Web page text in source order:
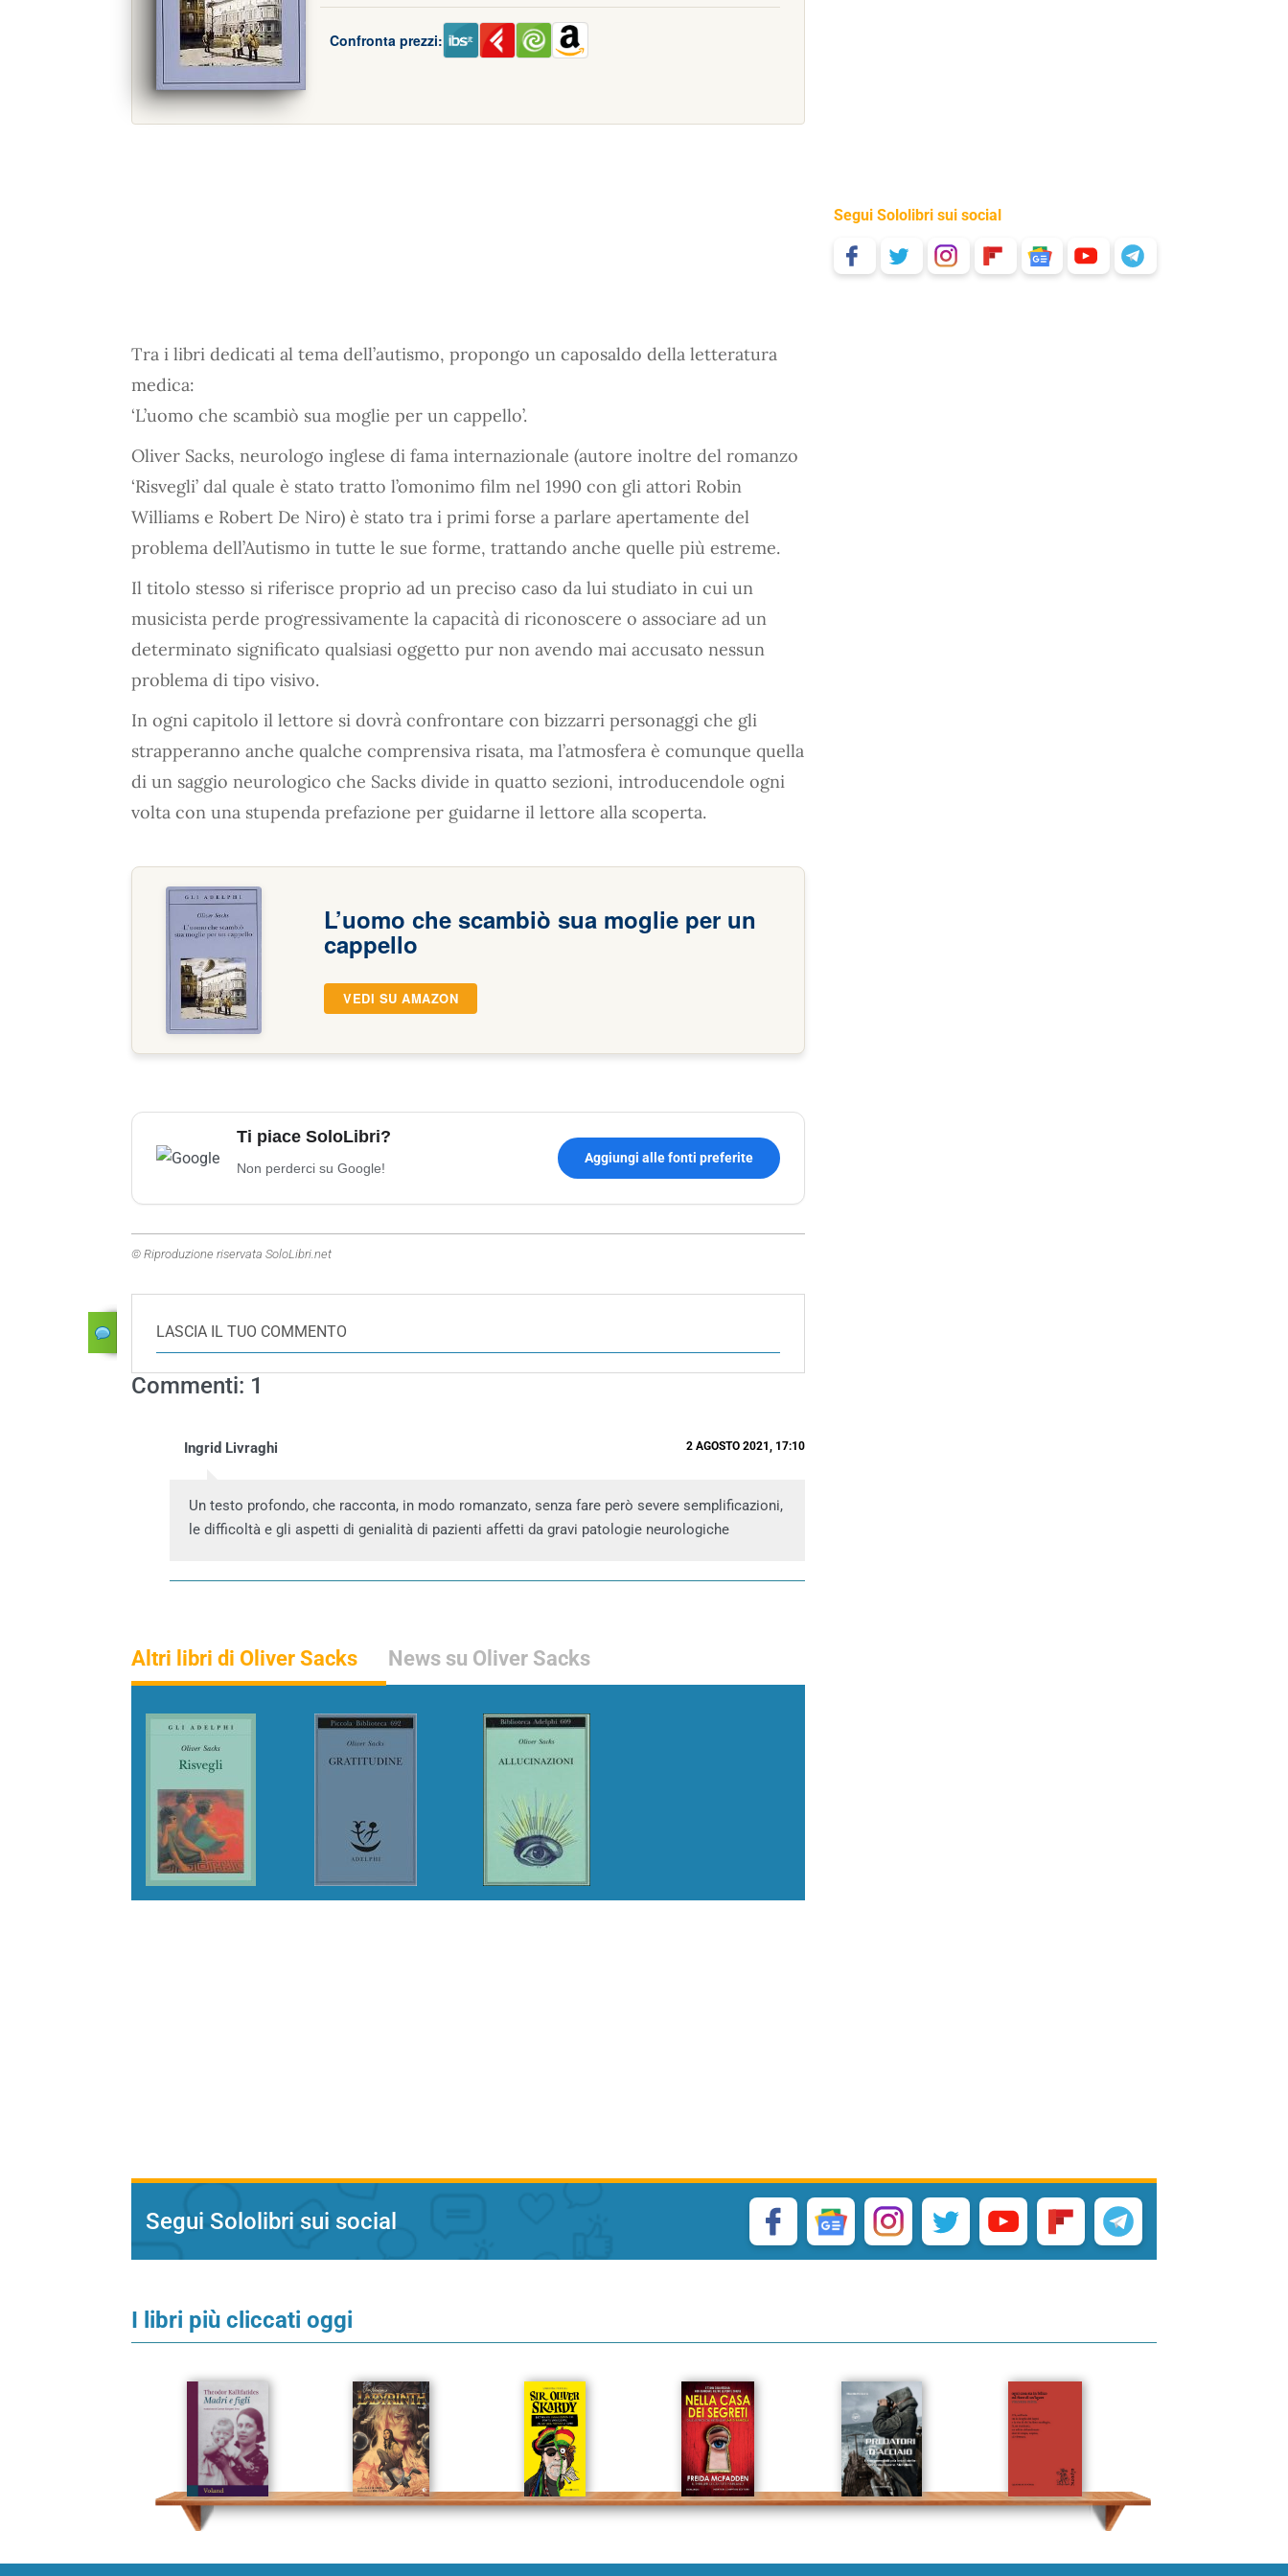
Confronta prezzi:
Tra i libri dedicati al tema dell’autismo, propongo un caposaldo della letteratura
medica:
‘L’uomo che scambiò sua moglie per un cappello’.
Oliver Sacks, neurologo inglese di fama internazionale (autore inoltre del romanzo
‘Risvegli’ dal quale è stato tratto l’omonimo film nel 1990 con gli attori Robin
Williams e Robert De Niro) è stato tra i primi forse a parlare apertamente del
problema dell’Autismo in tutte le sue forme, trattando anche quelle più estreme.
Il titolo stesso si riferisce proprio ad un preciso caso da lui studiato in cui un
musicista perde progressivamente la capacità di riconoscere o associare ad un
determinato significato qualsiasi oggetto pur non avendo mai accusato nessun
problema di tipo visivo.
In ogni capitolo il lettore si dovrà confrontare con bizzarri personaggi che gli
strapperanno anche qualche comprensiva risata, ma l’atmosfera è comunque quella
di un saggio neurologico che Sacks divide in quatto sezioni, introducendole ogni
volta con una stupenda prefazione per guidarne il lettore alla scoperta.
L’uomo che scambiò sua moglie per un
cappello
VEDI SU AMAZON
Ti piace SoloLibri?
Non perderci su Google!
Aggiungi alle fonti preferite
© Riproduzione riservata SoloLibri.net
LASCIA IL TUO COMMENTO
Commenti: 1
Ingrid Livraghi 2 AGOSTO 2021, 17:10
Un testo profondo, che racconta, in modo romanzato, senza fare però severe semplificazioni,
le difficoltà e gli aspetti di genialità di pazienti affetti da gravi patologie neurologiche
Altri libri di Oliver Sacks News su Oliver Sacks
Segui Sololibri sui social
Segui Sololibri sui social
I libri più cliccati oggi